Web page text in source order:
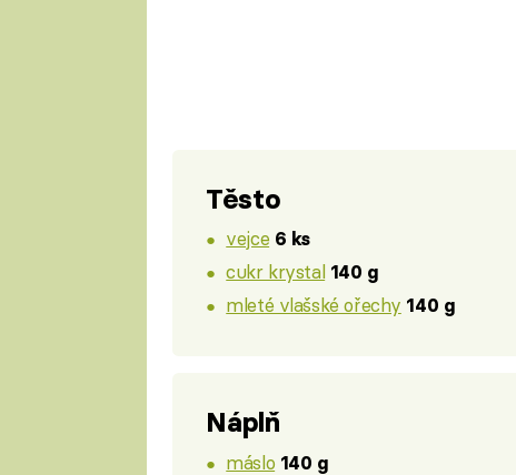
Těsto
vejce 6 ks
cukr krystal 140 g
mleté vlašské ořechy 140 g
Náplň
máslo 140 g